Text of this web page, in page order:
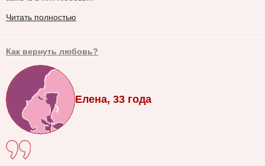
Читать полностью
Как вернуть любовь?
Елена, 33 года